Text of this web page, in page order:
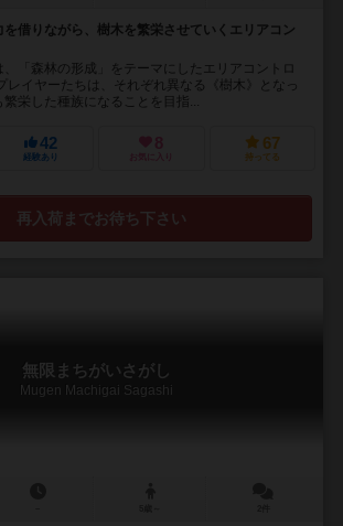
借りながら、樹木を繁栄させていくエリアコン
、「森林の形成」をテーマにしたエリアコントロ
レイヤーたちは、それぞれ異なる《樹木》となっ
栄した種族になることを目指...
42
経験あり
8
お気に入り
67
持ってる
再入荷までお待ち下さい
無限まちがいさがし
Mugen Machigai Sagashi